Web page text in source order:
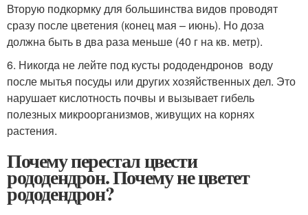
Вторую подкормку для большинства видов проводят
сразу после цветения (конец мая – июнь). Но доза
должна быть в два раза меньше (40 г на кв. метр).
6. Никогда не лейте под кусты рододендронов воду
после мытья посуды или других хозяйственных дел. Это
нарушает кислотность почвы и вызывает гибель
полезных микроорганизмов, живущих на корнях
растения.
Почему перестал цвести
рододендрон. Почему не цветет
рододендрон?